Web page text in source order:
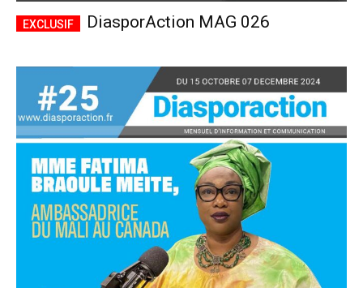
Accès complet
$22 / anplaceholder text
Tous les articles
Annonces
DiasporAction MAG 026